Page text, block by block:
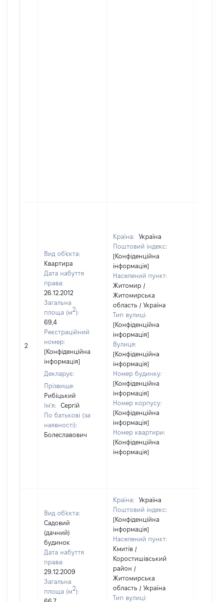
2
Вид об'єкта:
Квартира
Дата набуття
права:
26.12.2012
Загальна
площа (м2):
69,4
Реєстраційний
номер:
[Конфіденційна
інформація]
Декларує:
Прізвище:
Рибіцький
Ім'я:
Сергій
По батькові (за
наявності):
Болеславович
Країна:
Україна
Поштовий індекс:
[Конфіденційна
інформація]
Населений пункт:
Житомир /
Житомирська
область / Україна
Тип вулиці:
[Конфіденційна
інформація]
Вулиця:
[Конфіденційна
інформація]
Номер будинку:
[Конфіденційна
інформація]
Номер корпусу:
[Конфіденційна
інформація]
Номер квартири:
[Конфіденційна
інформація]
Вид об'єкта:
Садовий
(дачний)
будинок
Дата набуття
права:
29.12.2009
Загальна
площа (м2):
Країна:
Україна
Поштовий індекс:
[Конфіденційна
інформація]
Населений пункт:
Кмитів /
Коростишівський
район /
Житомирська
область / Україна
Тип вулиці: